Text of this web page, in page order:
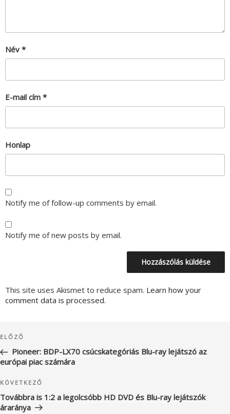
Név *
E-mail cím *
Honlap
Notify me of follow-up comments by email.
Notify me of new posts by email.
This site uses Akismet to reduce spam. Learn how your
comment data is processed.
navigáció
Korábbi
bejegyzés
ELŐZŐ
Pioneer: BDP-LX70 csúcskategóriás Blu-ray lejátszó az
európai piac számára
Következő
bejegyzés
KÖVETKEZŐ
Továbbra is 1:2 a legolcsóbb HD DVD és Blu-ray lejátszók
áraránya